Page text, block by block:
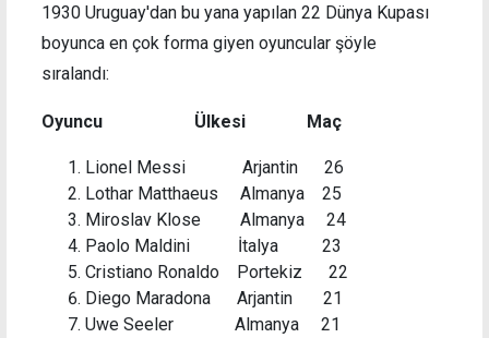
1930 Uruguay'dan bu yana yapılan 22 Dünya Kupası
boyunca en çok forma giyen oyuncular şöyle
sıralandı:
Oyuncu Ülkesi Maç
Lionel Messi Arjantin 26
Lothar Matthaeus Almanya 25
Miroslav Klose Almanya 24
Paolo Maldini İtalya 23
Cristiano Ronaldo Portekiz 22
Diego Maradona Arjantin 21
Uwe Seeler Almanya 21